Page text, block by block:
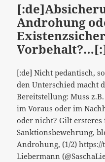
Androhung
[:de] Nicht pedantisch,
den Unterschied macht
Bereitstellung: Muss
im Voraus oder im
oder nicht? Gilt
Sanktionsbewehrung,
Androhung, (1/2)
Liebermann